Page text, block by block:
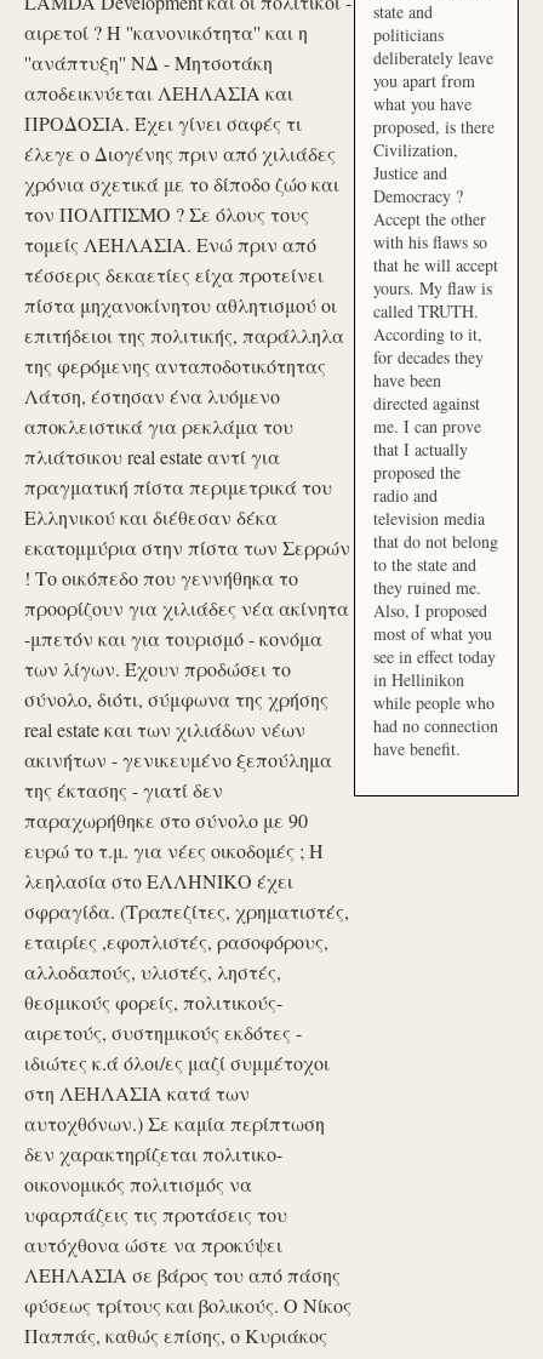
αιρετοί ? Η ''κανονικότητα'' και η
''ανάπτυξη'' ΝΔ - Μητσοτάκη
αποδεικνύεται ΛΕΗΛΑΣΙΑ και
ΠΡΟΔΟΣΙΑ. Έχει γίνει σαφές τι
έλεγε ο Διογένης πριν από χιλιάδες
χρόνια σχετικά με το δίποδο ζώο και
τον ΠΟΛΙΤΙΣΜΟ ? Σε όλους τους
τομείς ΛΕΗΛΑΣΙΑ. Ενώ πριν από
τέσσερις δεκαετίες είχα προτείνει
πίστα μηχανοκίνητου αθλητισμού οι
επιτήδειοι της πολιτικής, παράλληλα
της φερόμενης ανταποδοτικότητας
Λάτση, έστησαν ένα λυόμενο
αποκλειστικά για ρεκλάμα του
πλιάτσικου real estate αντί για
πραγματική πίστα περιμετρικά του
Ελληνικού και διέθεσαν δέκα
εκατομμύρια στην πίστα των Σερρών
! Το οικόπεδο που γεννήθηκα το
προορίζουν για χιλιάδες νέα ακίνητα
-μπετόν και για τουρισμό - κονόμα
των λίγων. Έχουν προδώσει το
σύνολο, διότι, σύμφωνα της χρήσης
real estate και των χιλιάδων νέων
ακινήτων - γενικευμένο ξεπούλημα
της έκτασης - γιατί δεν
παραχωρήθηκε στο σύνολο με 90
ευρώ το τ.μ. για νέες οικοδομές ; Η
λεηλασία στο ΕΛΛΗΝΙΚΟ έχει
σφραγίδα. (Τραπεζίτες, χρηματιστές,
εταιρίες ,εφοπλιστές, ρασοφόρους,
αλλοδαπούς, υλιστές, ληστές,
θεσμικούς φορείς, πολιτικούς-
αιρετούς, συστημικούς εκδότες -
ιδιώτες κ.ά όλοι/ες μαζί συμμέτοχοι
στη ΛΕΗΛΑΣΙΑ κατά των
αυτοχθόνων.) Σε καμία περίπτωση
δεν χαρακτηρίζεται πολιτικο-
οικονομικός πολιτισμός να
υφαρπάζεις τις προτάσεις του
αυτόχθονα ώστε να προκύψει
ΛΕΗΛΑΣΙΑ σε βάρος του από πάσης
φύσεως τρίτους και βολικούς. Ο Νίκος
Παππάς, καθώς επίσης, ο Κυριάκος
state and
politicians
deliberately leave
you apart from
what you have
proposed, is there
Civilization,
Justice and
Democracy ?
Accept the other
with his flaws so
that he will accept
yours. My flaw is
called TRUTH.
According to it,
for decades they
have been
directed against
me. I can prove
that I actually
proposed the
radio and
television media
that do not belong
to the state and
they ruined me.
Also, I proposed
most of what you
see in effect today
in Hellinikon
while people who
had no connection
have benefit.